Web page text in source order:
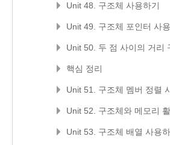
Unit 48. 구조체 사용하기
Unit 49. 구조체 포인터 사
Unit 50. 두 점 사이의 거리
핵심 정리
Unit 51. 구조체 멤버 정렬
Unit 52. 구조체와 메모리
Unit 53. 구조체 배열 사용